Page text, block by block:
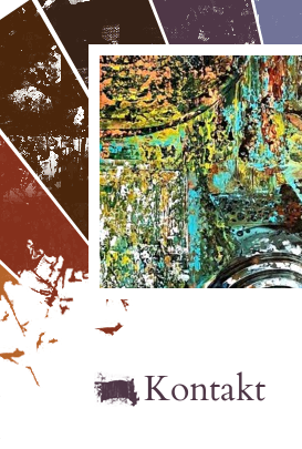
Kontakt